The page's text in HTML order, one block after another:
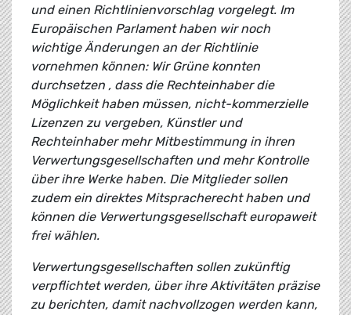
und einen Richtlinienvorschlag vorgelegt. Im
Europäischen Parlament haben wir noch
wichtige Änderungen an der Richtlinie
vornehmen können: Wir Grüne konnten
durchsetzen , dass die Rechteinhaber die
Möglichkeit haben müssen, nicht-kommerzielle
Lizenzen zu vergeben, Künstler und
Rechteinhaber mehr Mitbestimmung in ihren
Verwertungsgesellschaften und mehr Kontrolle
über ihre Werke haben. Die Mitglieder sollen
zudem ein direktes Mitspracherecht haben und
können die Verwertungsgesellschaft europaweit
frei wählen.
Verwertungsgesellschaften sollen zukünftig
verpflichtet werden, über ihre Aktivitäten präzise
zu berichten, damit nachvollzogen werden kann,